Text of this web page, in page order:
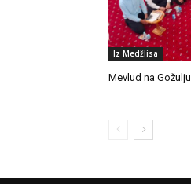
Iz Medžlisa
Mevlud na Gožulju